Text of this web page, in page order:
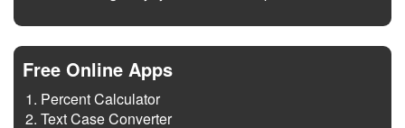
Free Online Apps
Percent Calculator
Text Case Converter